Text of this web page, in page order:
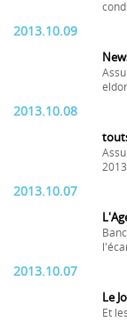
2013.10.09
2013.10.08
2013
2013.10.07
2013.10.07
Le
Et